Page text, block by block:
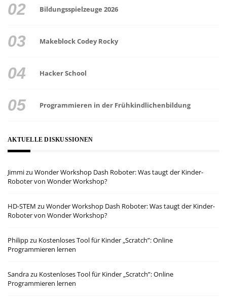
Bildungsspielzeuge 2026
Makeblock Codey Rocky
Hacker School
Programmieren in der Frühkindlichenbildung
AKTUELLE DISKUSSIONEN
Jimmizu Wonder Workshop Dash Roboter: Was taugt der Kinder-
Roboter von Wonder Workshop?
HD-STEM zu Wonder Workshop Dash Roboter: Was taugt der Kinder-
Roboter von Wonder Workshop?
Philippzu Kostenloses Tool für Kinder „Scratch”: Online
Programmieren lernen
Sandrazu Kostenloses Tool für Kinder „Scratch”: Online
Programmieren lernen